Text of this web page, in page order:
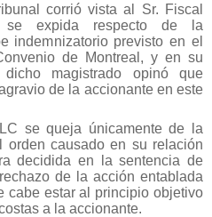
corrió vista al Sr. Fiscal
expida respecto de la
indemnizatorio previsto en el
de Montreal, y en su
magistrado opinó que
de la accionante en este
se queja únicamente de la
orden causado en su relación
decidida en la sentencia de
de la acción entablada
cabe estar al principio objetivo
a la accionante.